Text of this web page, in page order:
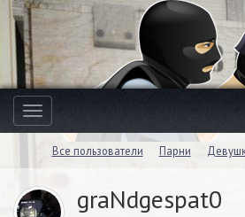
Toggle
navigation
Все пользователи Парни
graNdgespat0